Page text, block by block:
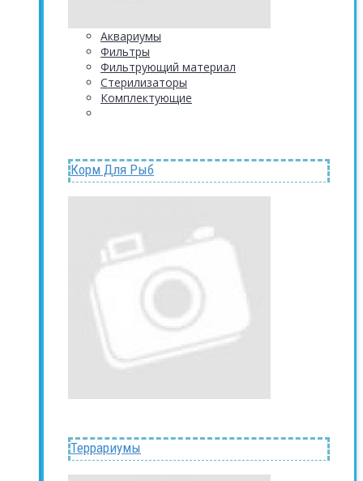
Аквариумы
Фильтры
Фильтрующий материал
Стерилизаторы
Комплектующие
Корм Для Рыб
Террариумы